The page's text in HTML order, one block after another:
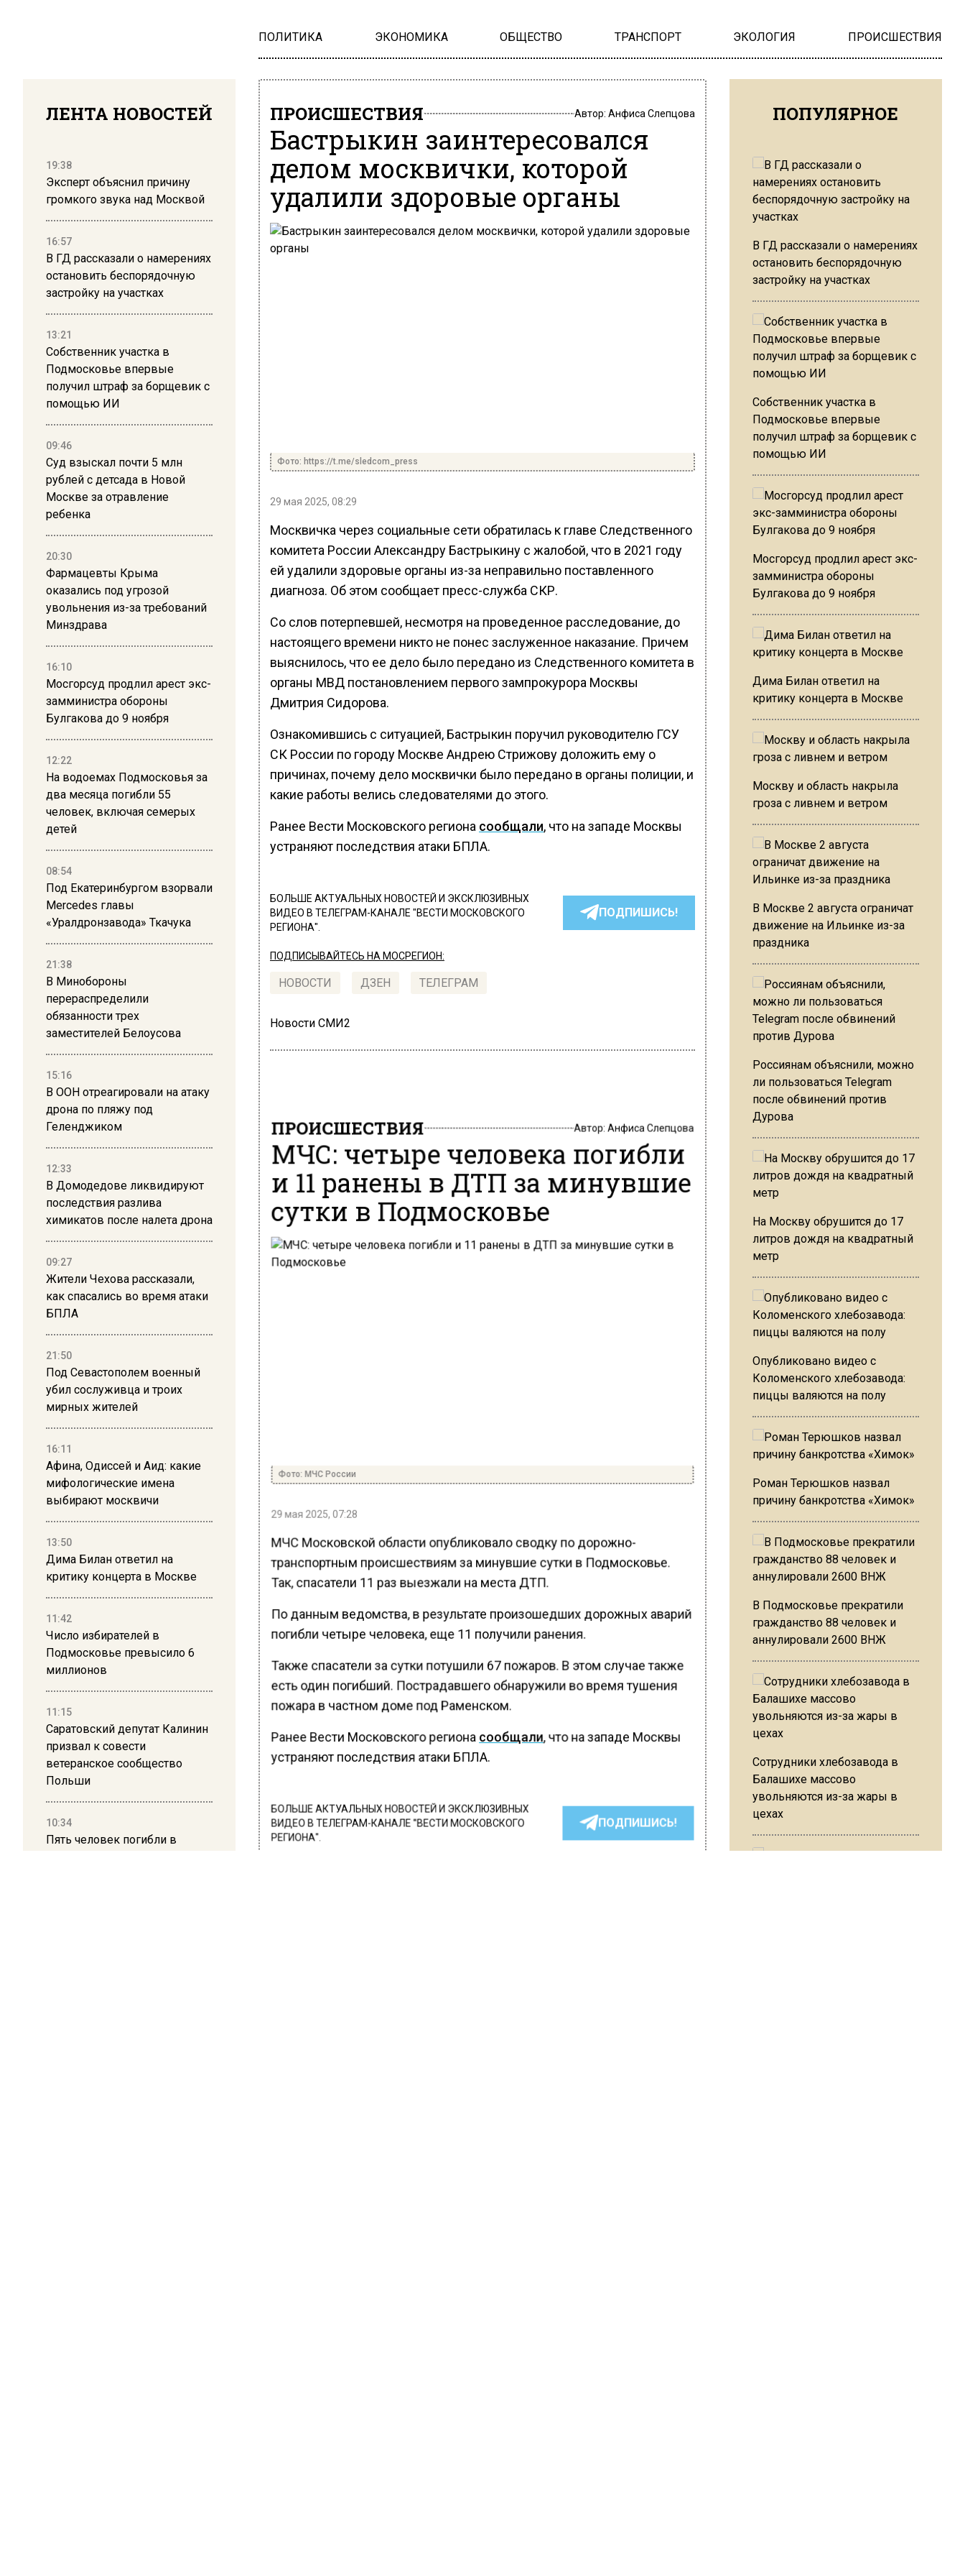
ПОЛИТИКА ЭКОНОМИКА ОБЩЕСТВО ТРАНСПОРТ ЭКОЛОГИЯ ПРОИСШЕСТВИЯ
ЛЕНТА НОВОСТЕЙ
19:38
Эксперт объяснил причину
громкого звука над Москвой
16:57
В ГД рассказали о намерениях
остановить беспорядочную
застройку на участках
13:21
Собственник участка в
Подмосковье впервые
получил штраф за борщевик с
помощью ИИ
09:46
Суд взыскал почти 5 млн
рублей с детсада в Новой
Москве за отравление
ребенка
20:30
Фармацевты Крыма
оказались под угрозой
увольнения из-за требований
Минздрава
16:10
Мосгорсуд продлил арест экс-
замминистра обороны
Булгакова до 9 ноября
12:22
На водоемах Подмосковья за
два месяца погибли 55
человек, включая семерых
детей
08:54
Под Екатеринбургом взорвали
Mercedes главы
«Уралдронзавода» Ткачука
21:38
В Минобороны
перераспределили
обязанности трех
заместителей Белоусова
15:16
В ООН отреагировали на атаку
дрона по пляжу под
Геленджиком
12:33
В Домодедове ликвидируют
последствия разлива
химикатов после налета дрона
09:27
Жители Чехова рассказали,
как спасались во время атаки
БПЛА
21:50
Под Севастополем военный
убил сослуживца и троих
мирных жителей
16:11
Афина, Одиссей и Аид: какие
мифологические имена
выбирают москвичи
13:50
Дима Билан ответил на
критику концерта в Москве
11:42
Число избирателей в
Подмосковье превысило 6
миллионов
11:15
Саратовский депутат Калинин
призвал к совести
ветеранское сообщество
Польши
10:34
Пять человек погибли в
ПРОИСШЕСТВИЯ Автор: Анфиса Слепцова
Бастрыкин заинтересовался
делом москвички, которой
удалили здоровые органы
Фото: https://t.me/sledcom_press
29 мая 2025, 08:29
Москвичка через социальные сети обратилась к главе Следственного
комитета России Александру Бастрыкину с жалобой, что в 2021 году
ей удалили здоровые органы из-за неправильно поставленного
диагноза. Об этом сообщает пресс-служба СКР.
Со слов потерпевшей, несмотря на проведенное расследование, до
настоящего времени никто не понес заслуженное наказание. Причем
выяснилось, что ее дело было передано из Следственного комитета в
органы МВД постановлением первого зампрокурора Москвы
Дмитрия Сидорова.
Ознакомившись с ситуацией, Бастрыкин поручил руководителю ГСУ
СК России по городу Москве Андрею Стрижову доложить ему о
причинах, почему дело москвички было передано в органы полиции, и
какие работы велись следователями до этого.
Ранее Вести Московского региона сообщали, что на западе Москвы
устраняют последствия атаки БПЛА.
БОЛЬШЕ АКТУАЛЬНЫХ НОВОСТЕЙ И ЭКСКЛЮЗИВНЫХ
ВИДЕО В ТЕЛЕГРАМ-КАНАЛЕ "ВЕСТИ МОСКОВСКОГО
РЕГИОНА".
ПОДПИШИСЬ!
ПОДПИСЫВАЙТЕСЬ НА МОСРЕГИОН:
НОВОСТИ ДЗЕН ТЕЛЕГРАМ
Новости СМИ2
ПРОИСШЕСТВИЯ Автор: Анфиса Слепцова
МЧС: четыре человека погибли
и 11 ранены в ДТП за минувшие
сутки в Подмосковье
Фото: МЧС России
29 мая 2025, 07:28
МЧС Московской области опубликовало сводку по дорожно-
транспортным происшествиям за минувшие сутки в Подмосковье.
Так, спасатели 11 раз выезжали на места ДТП.
По данным ведомства, в результате произошедших дорожных аварий
погибли четыре человека, еще 11 получили ранения.
Также спасатели за сутки потушили 67 пожаров. В этом случае также
есть один погибший. Пострадавшего обнаружили во время тушения
пожара в частном доме под Раменском.
Ранее Вести Московского региона сообщали, что на западе Москвы
устраняют последствия атаки БПЛА.
БОЛЬШЕ АКТУАЛЬНЫХ НОВОСТЕЙ И ЭКСКЛЮЗИВНЫХ
ВИДЕО В ТЕЛЕГРАМ-КАНАЛЕ "ВЕСТИ МОСКОВСКОГО
РЕГИОНА".
ПОДПИШИСЬ!
ПОПУЛЯРНОЕ
В ГД рассказали о намерениях
остановить беспорядочную
застройку на участках
Собственник участка в
Подмосковье впервые
получил штраф за борщевик с
помощью ИИ
Мосгорсуд продлил арест экс-
замминистра обороны
Булгакова до 9 ноября
Дима Билан ответил на
критику концерта в Москве
Москву и область накрыла
гроза с ливнем и ветром
В Москве 2 августа ограничат
движение на Ильинке из-за
праздника
Россиянам объяснили, можно
ли пользоваться Telegram
после обвинений против
Дурова
На Москву обрушится до 17
литров дождя на квадратный
метр
Опубликовано видео с
Коломенского хлебозавода:
пиццы валяются на полу
Роман Терюшков назвал
причину банкротства «Химок»
В Подмосковье прекратили
гражданство 88 человек и
аннулировали 2600 ВНЖ
Сотрудники хлебозавода в
Балашихе массово
увольняются из-за жары в
цехах